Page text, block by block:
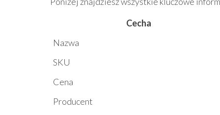
Cecha
Nazwa
SKU
Cena
Producent